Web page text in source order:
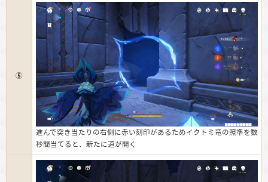
⑤
進んで突き当たりの右側に赤い刻印があるためイクトミ竜の照準を数
秒間当てると、新たに道が開く